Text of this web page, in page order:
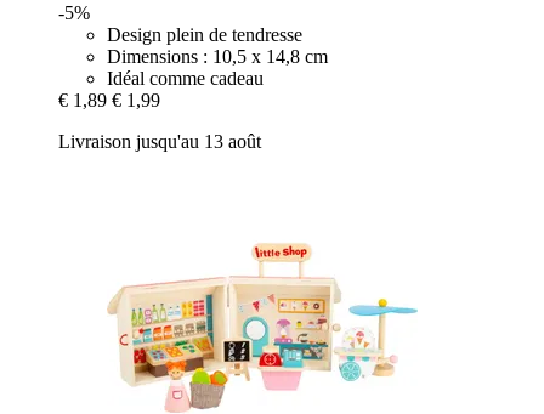
-5%
Design plein de tendresse
Dimensions : 10,5 x 14,8 cm
Idéal comme cadeau
€ 1,89 € 1,99
Livraison jusqu'au 13 août